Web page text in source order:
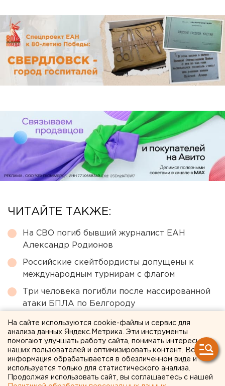
ЧИТАЙТЕ ТАКЖЕ:
На СВО погиб бывший журналист ЕАН
Александр Родионов
Российские скейтбордисты допущены к
международным турнирам с флагом
Три человека погибли после массированной
атаки БПЛА по Белгороду
В нескольких районах Екатеринбурга упал
напор холодной воды
Перебои с водой в Екатеринбурге: что
известно к этому часу
На сайте используются cookie-файлы и сервис для
анализа данных Яндекс.Метрика. Эти инструменты
помогают улучшать работу сайта, понимать интересы
наших пользователей и оптимизировать контент. Вся
информация обрабатывается в обезличенном виде и
используется только для статистического анализа.
Продолжая использовать сайт, вы соглашаетесь с нашей